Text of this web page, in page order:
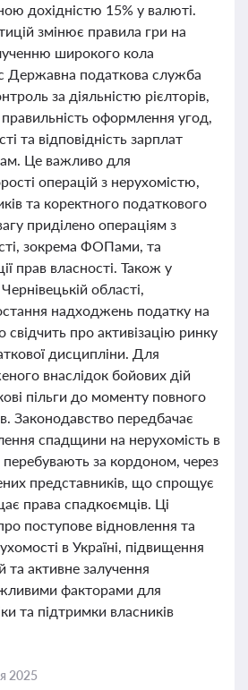
дохідністю 15% у валюті.
змінює правила гри на
широкого кола
Державна податкова служба
за діяльністю рієлторів,
оформлення угод,
та відповідність зарплат
Це важливо для
операцій з нерухомістю,
та коректного податкового
приділено операціям з
зокрема ФОПами, та
прав власності. Також у
області,
надходжень податку на
про активізацію ринку
дисципліни. Для
внаслідок бойових дій
пільги до моменту повного
Законодавство передбачає
спадщини на нерухомість в
перебувають за кордоном, через
представників, що спрощує
права спадкоємців. Ці
поступове відновлення та
в Україні, підвищення
та активне залучення
факторами для
та підтримки власників
2025